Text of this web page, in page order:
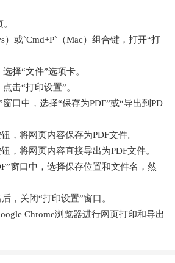
）或`Cmd+P`（Mac）组合键，打开“打
择“文件”选项卡。
击“打印设置”。
口中，选择“保存为PDF”或“导出到PD
，将网页内容保存为PDF文件。
，将网页内容直接导出为PDF文件。
窗口中，选择保存位置和文件名，然
，关闭“打印设置”窗口。
Chrome浏览器进行网页打印和导出